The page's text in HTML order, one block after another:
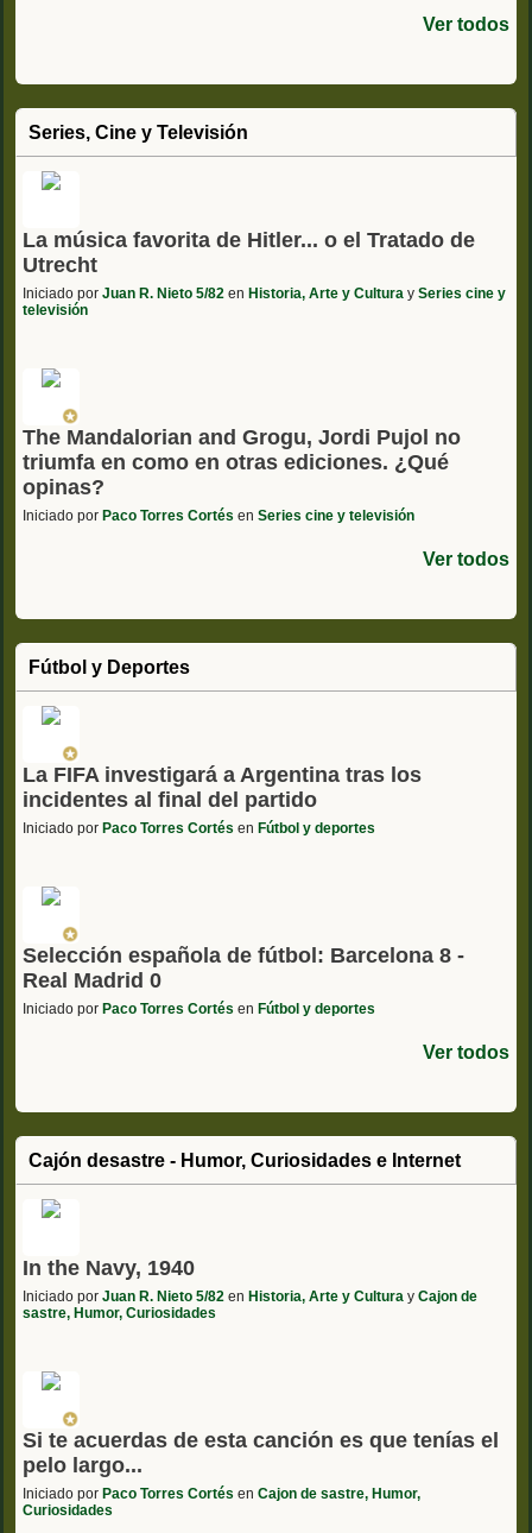
Ver todos
Series, Cine y Televisión
La música favorita de Hitler... o el Tratado de
Utrecht
Iniciado por Juan R. Nieto 5/82 en Historia, Arte y Cultura y Series cine y
televisión
The Mandalorian and Grogu, Jordi Pujol no
triumfa en como en otras ediciones. ¿Qué
opinas?
Iniciado por Paco Torres Cortés en Series cine y televisión
Ver todos
Fútbol y Deportes
La FIFA investigará a Argentina tras los
incidentes al final del partido
Iniciado por Paco Torres Cortés en Fútbol y deportes
Selección española de fútbol: Barcelona 8 -
Real Madrid 0
Iniciado por Paco Torres Cortés en Fútbol y deportes
Ver todos
Cajón desastre - Humor, Curiosidades e Internet
In the Navy, 1940
Iniciado por Juan R. Nieto 5/82 en Historia, Arte y Cultura y Cajon de
sastre, Humor, Curiosidades
Si te acuerdas de esta canción es que tenías el
pelo largo...
Iniciado por Paco Torres Cortés en Cajon de sastre, Humor,
Curiosidades